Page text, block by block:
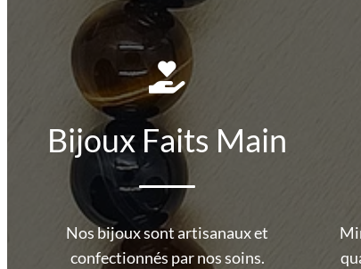
Bijoux Faits Main
Nos bijoux sont artisanaux et
confectionnés par nos soins.